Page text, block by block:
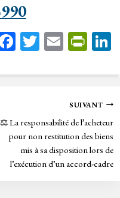
Fa
bo
T
tt
E
ail
Pr
tF
rie
n
dl
y
SUIVANT
⚖️ La responsabilité de l’acheteur
pour non restitution des biens
mis à sa disposition lors de
l’exécution d’un accord-cadre